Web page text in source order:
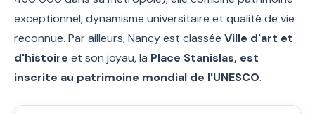
exceptionnel, dynamisme universitaire et qualité de vie
reconnue. Par ailleurs, Nancy est classée Ville d'art et
d'histoire et son joyau, la Place Stanislas, est
inscrite au patrimoine mondial de l'UNESCO.